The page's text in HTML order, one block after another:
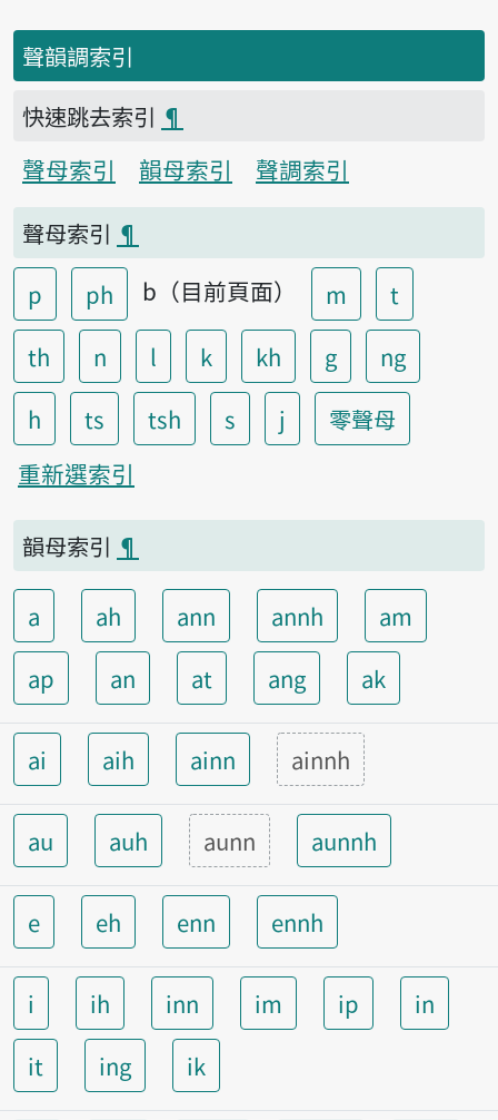
聲韻調索引
快速跳去索引 ¶
聲母索引
韻母索引
聲調索引
聲母索引 ¶
p
ph b（目前頁面） m
t
th
n l k kh g
ng
h
ts tsh s j
零聲母
重新選索引
韻母索引 ¶
a ah ann annh
am
ap
an at ang ak
ai aih ainn ainnh
au auh aunn aunnh
e eh enn ennh
i ih inn im ip
in
it
ing ik